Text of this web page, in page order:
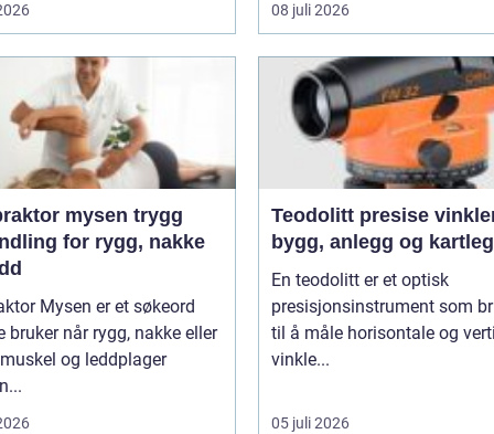
08 juli 2026
mysen trygg
for rygg, nakke
Mysen er et søkeord
bruker når rygg, nakke eller
og leddplager
Teodolitt presise vinkler for
bygg, anlegg og
En teodolitt er et optisk
presisjonsinstrument som
til å måle horisontale og
vinkle...
05 juli 2026